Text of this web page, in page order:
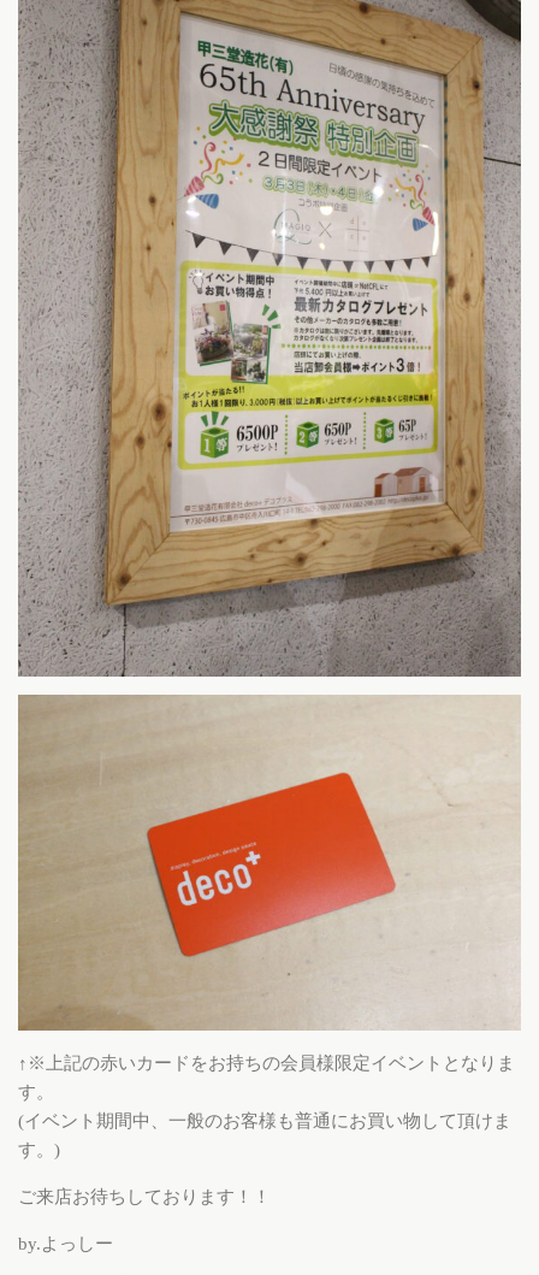
↑※上記の赤いカードをお持ちの会員様限定イベントとなりま
す。
(イベント期間中、一般のお客様も普通にお買い物して頂けま
す。)
ご来店お待ちしております！！
by.よっしー